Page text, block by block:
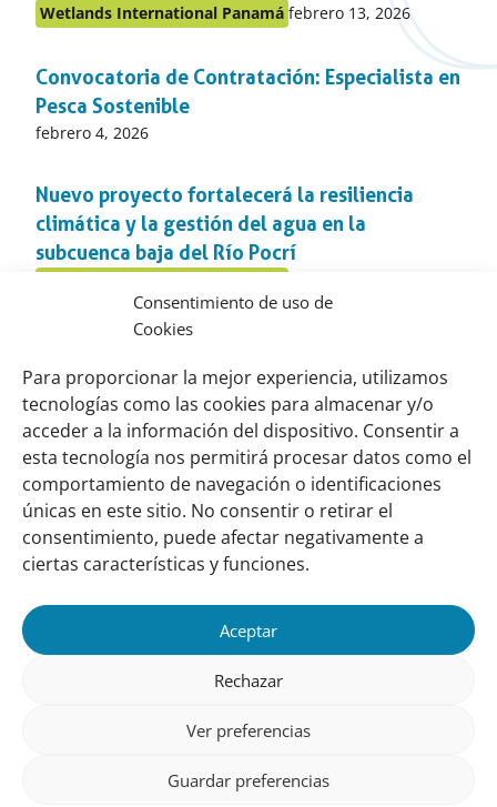
Consentimiento de uso de
Cookies
Para proporcionar la mejor experiencia, utilizamos
tecnologías como las cookies para almacenar y/o
acceder a la información del dispositivo. Consentir a
esta tecnología nos permitirá procesar datos como el
comportamiento de navegación o identificaciones
únicas en este sitio. No consentir o retirar el
consentimiento, puede afectar negativamente a
ciertas características y funciones.
Aceptar
Rechazar
Ver preferencias
Guardar preferencias
Publicado
el
apartado
Wetlands International Panamá Publicado
febrero 13, 2026
Convocatoria de Contratación: Especialista en
Pesca Sostenible
Publicado
febrero 4, 2026
Nuevo proyecto fortalecerá la resiliencia
climática y la gestión del agua en la
subcuenca baja del Río Pocrí
apartado
en:
Especialistas
Publicado
en
el
apartado
Wetlands International PanamáPublicado
en:
enero 16, 2026
Links
importantes
Sobre nosotros
Nuestra red
Misión y Visión
Nuestra historia
Conozca a nuestro equipo